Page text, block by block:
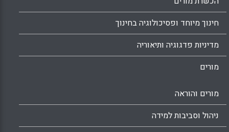
חינוך מיוחד ופסיכולוגיה בחינוך
מדיניות פדגוגיה ותיאוריה
מורים
מורים והוראה
ניהול וסביבות למידה